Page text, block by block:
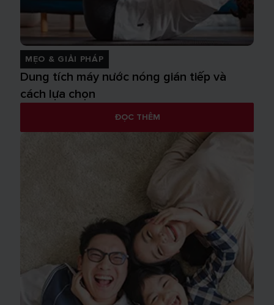
MẸO & GIẢI PHÁP
Dung tích máy nước nóng gián tiếp và
cách lựa chọn
ĐỌC THÊM